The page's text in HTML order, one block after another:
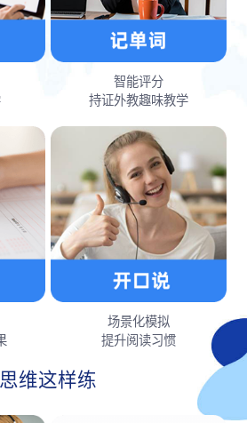
智能评分
持证外教趣味教学
场景化模拟
提升阅读习惯
思维这样练